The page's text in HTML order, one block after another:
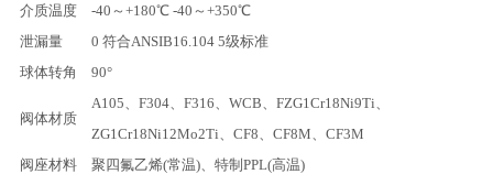
介质温度
-40～+180℃ -40～+350℃
泄漏量
0 符合ANSIB16.104 5级标准
球体转角
90°
阀体材质
A105、F304、F316、WCB、FZG1Cr18Ni9Ti、
ZG1Cr18Ni12Mo2Ti、CF8、CF8M、CF3M
阀座材料
聚四氟乙烯(常温)、特制PPL(高温)